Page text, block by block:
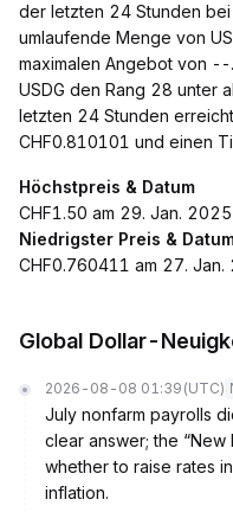
der letzten 24 Stunden
umlaufende Menge von
maximalen Angebot von
USDG den Rang 28 unter
letzten 24 Stunden
CHF0.810101 und einen
Höchstpreis & Datum
CHF1.50 am 29. Jan. 2025
Niedrigster Preis &
CHF0.760411 am 27. Jan.
Global Dollar-
2026-08-08 01:39 (UTC)
July nonfarm payrolls
clear answer; the
whether to raise rates
inflation.